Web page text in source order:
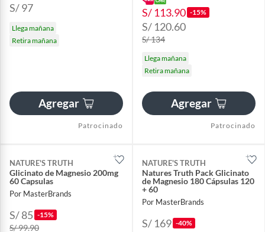
S/ 97
Llega mañana
Retira mañana
Agregar
Patrocinado
S/ 113.90 -15%
S/ 120.60
S/ 134
Llega mañana
Retira mañana
Agregar
Patrocinado
NATURE'S TRUTH
Glicinato de Magnesio 200mg
60 Capsulas
Por MasterBrands
S/ 85 -15%
S/ 99.90
NATURE'S TRUTH
Natures Truth Pack Glicinato
de Magnesio 180 Cápsulas 120
+ 60
Por MasterBrands
S/ 169 -40%